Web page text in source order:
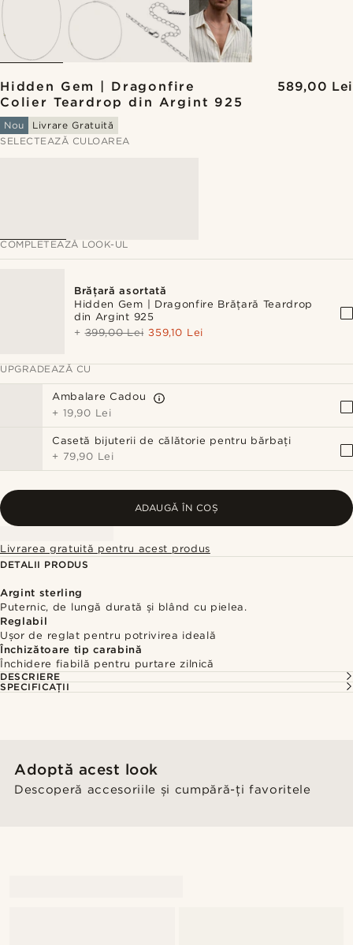
Hidden Gem | Dragonfire
Colier Teardrop din Argint 925
589,00 Lei
Nou
Livrare Gratuită
SELECTEAZĂ CULOAREA
COMPLETEAZĂ LOOK-UL
Brățară asortată
Hidden Gem | Dragonfire Brățară Teardrop
din Argint 925
+399,00 Lei 359,10 Lei
UPGRADEAZĂ CU
Ambalare Cadou
+ 19,90 Lei
Casetă bijuterii de călătorie pentru bărbați
+ 79,90 Lei
ADAUGĂ ÎN COȘ
Livrarea gratuită pentru acest produs
DETALII PRODUS
Argint sterling
Puternic, de lungă durată și blând cu pielea.
Reglabil
Ușor de reglat pentru potrivirea ideală
Închizătoare tip carabină
Închidere fiabilă pentru purtare zilnică
DESCRIERE
SPECIFICAȚII
Adoptă acest look
Descoperă accesoriile și cumpără-ți favoritele